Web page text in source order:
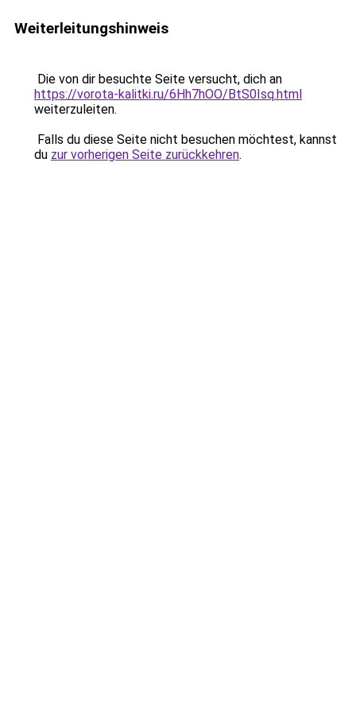
Weiterleitungshinweis
Die von dir besuchte Seite versucht, dich an
https://vorota-kalitki.ru/6Hh7hOO/BtS0Isq.html
weiterzuleiten.
Falls du diese Seite nicht besuchen möchtest, kannst
du zur vorherigen Seite zurückkehren.